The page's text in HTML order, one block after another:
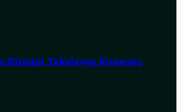
Ritmini Yakalayan Kusursuz